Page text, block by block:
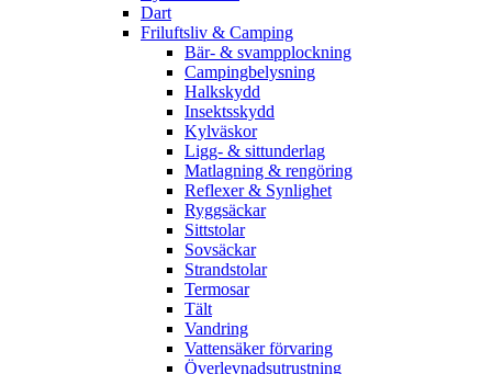
Dart
Friluftsliv & Camping
Bär- & svampplockning
Campingbelysning
Halkskydd
Insektsskydd
Kylväskor
Ligg- & sittunderlag
Matlagning & rengöring
Reflexer & Synlighet
Ryggsäckar
Sittstolar
Sovsäckar
Strandstolar
Termosar
Tält
Vandring
Vattensäker förvaring
Överlevnadsutrustning